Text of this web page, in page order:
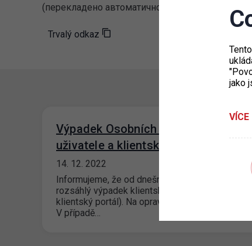
(перекладено автоматично)
Trvalý odkaz
Výpadek Osobních stránek
uživatele a klientského portálu
14. 12. 2022
Informujeme, že od dnešního rána evidujeme
rozsáhlý výpadek klientských zón (OSU,
klientský portál). Na opravě se aktivně pracuje.
V případě…
jako